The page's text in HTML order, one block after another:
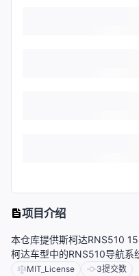
项目介绍
本仓库提供斯柯达RNS510
柯达车型中的RNS510导航系
MIT_License 3提交数